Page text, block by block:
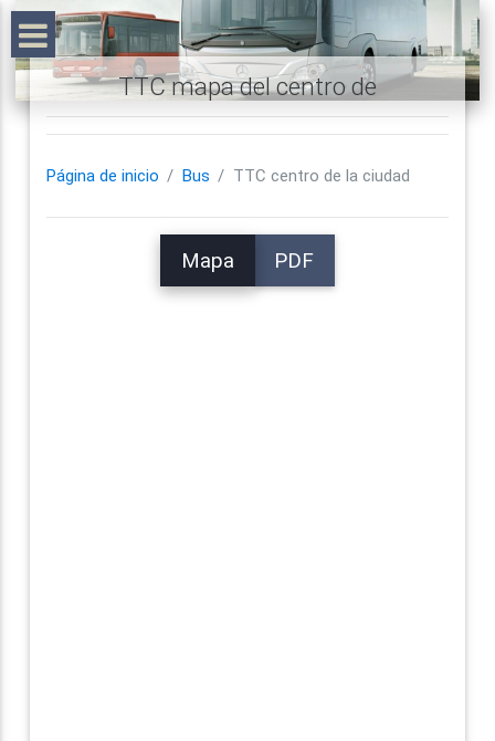
TTC mapa del centro de
Página de inicio Bus TTC centro de la ciudad
Mapa PDF